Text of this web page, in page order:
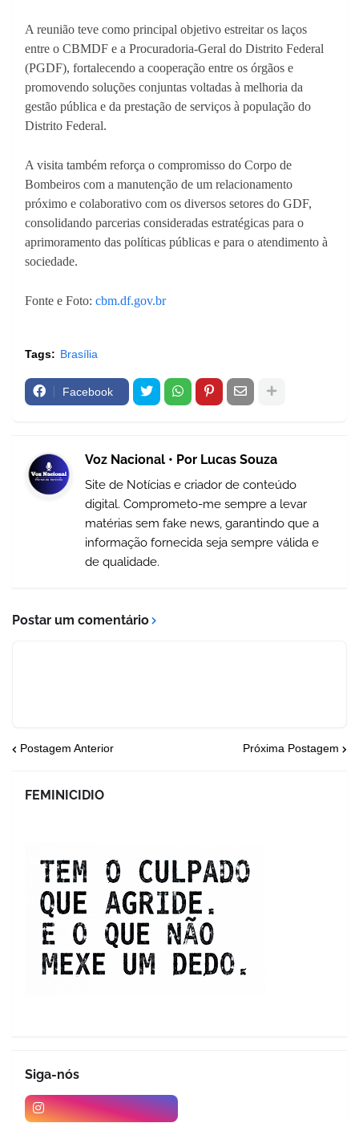
A reunião teve como principal objetivo estreitar os laços
entre o CBMDF e a Procuradoria-Geral do Distrito Federal
(PGDF), fortalecendo a cooperação entre os órgãos e
promovendo soluções conjuntas voltadas à melhoria da
gestão pública e da prestação de serviços à população do
Distrito Federal.
A visita também reforça o compromisso do Corpo de
Bombeiros com a manutenção de um relacionamento
próximo e colaborativo com os diversos setores do GDF,
consolidando parcerias consideradas estratégicas para o
aprimoramento das políticas públicas e para o atendimento à
sociedade.
Fonte e Foto: cbm.df.gov.br
Tags: Brasília
Facebook
Voz Nacional • Por Lucas Souza
Site de Notícias e criador de conteúdo
digital. Comprometo-me sempre a levar
matérias sem fake news, garantindo que a
informação fornecida seja sempre válida e
de qualidade.
Postar um comentário
Postagem Anterior Próxima Postagem
FEMINICIDIO
Siga-nós